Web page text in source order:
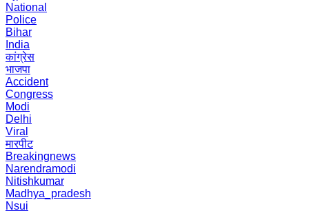
National
Police
Bihar
India
कांग्रेस
भाजपा
Accident
Congress
Modi
Delhi
Viral
मारपीट
Breakingnews
Narendramodi
Nitishkumar
Madhya_pradesh
Nsui